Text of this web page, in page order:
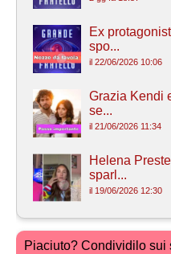
Ex
spo...
il 22/06/2026 10:06
Grazia Kendi
se...
il 21/06/2026 11:34
Helena
sparl...
il 19/06/2026 12:30
Piaciuto? Condividilo sui